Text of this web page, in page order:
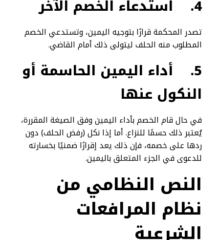
4. استدعاء الخصم الآخر
تصدر المحكمة قرارًا بتوجيه اليمين، وتستدعي الخصم
المطلوب منه الحلف ليتولى ذلك أمام القاضي.
5.
أداء اليمين الحاسمة أو
النكول عنها
في حال قام الخصم بأداء اليمين وفق الصيغة المقررة،
يُعتبر ذلك حسمًا للنزاع. أما إذا نكل (رفض الحلف) دون
ردها على خصمه، فإن ذلك يعد إقرارًا ضمنيًا بخسارته
للدعوى في الجزء المتعلق باليمين.
النص النظامي من
نظام المرافعات
الشرعية